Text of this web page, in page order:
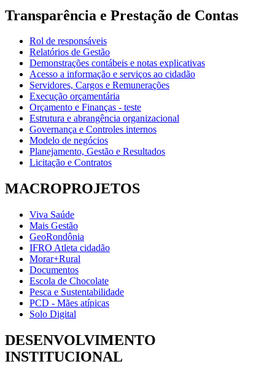
Transparência e Prestação de Contas
Rol de responsáveis
Relatórios de Gestão
Demonstrações contábeis e notas explicativas
Acesso a informação e serviços ao cidadão
Servidores, Cargos e Remunerações
Execução orçamentária
Orçamento e Finanças - teste
Estrutura e abrangência organizacional
Governança e Controles internos
Modelo de negócios
Planejamento, Gestão e Resultados
Licitação e Contratos
MACROPROJETOS
Viva Saúde
Mais Gestão
GeoRondônia
IFRO Atleta cidadão
Morar+Rural
Documentos
Escola de Chocolate
Pesca e Sustentabilidade
PCD - Mães atípicas
Solo Digital
DESENVOLVIMENTO
INSTITUCIONAL